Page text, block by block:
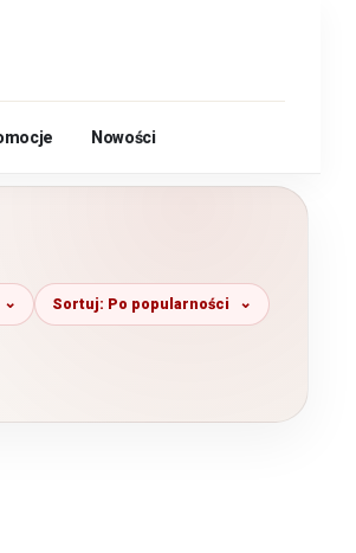
Nowości
Sortuj: Po popularności